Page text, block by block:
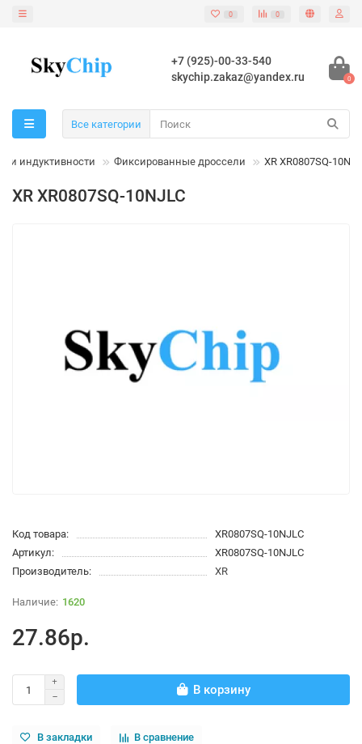
0 0
+7 (925)-00-33-540
skychip.zakaz@yandex.ru
0
Все категории
индуктивности Фиксированные дроссели XR XR0807SQ-
XR XR0807SQ-10NJLC
Код товара:
XR0807SQ-10NJLC
Артикул:
XR0807SQ-10NJLC
Производитель:
XR
1620
27.86р.
В корзину
В закладки В сравнение